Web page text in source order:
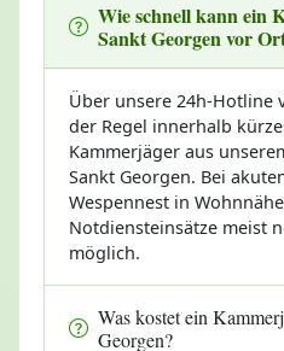
Wie schnell kann ein
Sankt Georgen vor
Über unsere 24h-Hotline
der Regel innerhalb
Kammerjäger aus
Sankt Georgen. Bei
Wespennest in
Notdiensteinsätze meist
möglich.
Was kostet ein
Georgen?